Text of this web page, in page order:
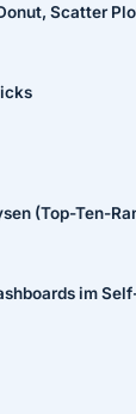
Scatter
(Top-Ten-
im